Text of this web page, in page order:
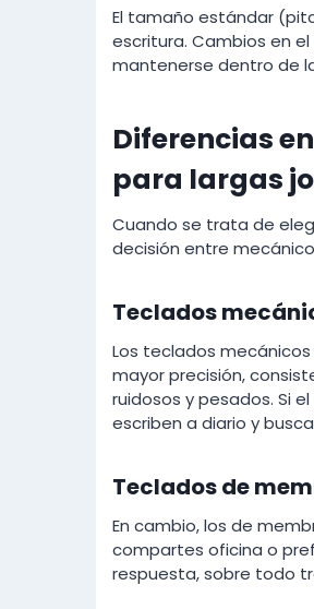
El tamaño estándar
escritura. Cambios en
mantenerse dentro de
Diferencias
para largas
Cuando se trata de
decisión entre
Teclados
Los teclados
mayor precisión,
ruidosos y pesados. Si
escriben a diario y
Teclados de
En cambio, los de
compartes oficina o
respuesta, sobre todo